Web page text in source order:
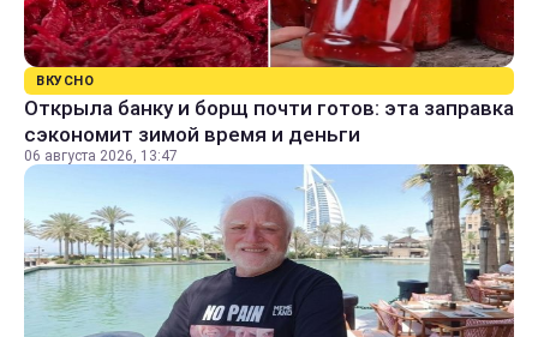
ВКУСНО
Открыла банку и борщ почти готов: эта заправка
сэкономит зимой время и деньги
06 августа 2026, 13:47